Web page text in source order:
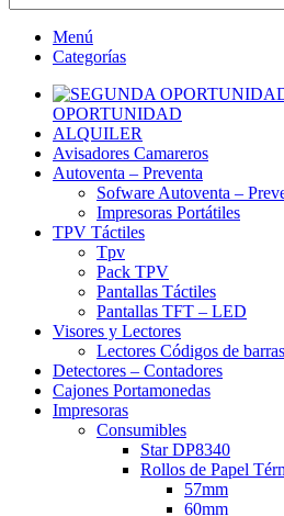
Menú
Categorías
OPORTUNIDAD
ALQUILER
Avisadores Camareros
Autoventa – Preventa
Sofware Autoventa –
Impresoras Portátiles
TPV Táctiles
Tpv
Pack TPV
Pantallas Táctiles
Pantallas TFT – LED
Visores y Lectores
Lectores Códigos de barras
Detectores – Contadores
Cajones Portamonedas
Impresoras
Consumibles
Star DP8340
Rollos de Papel
57mm
60mm